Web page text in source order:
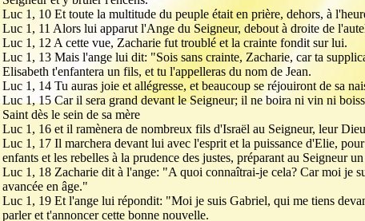
Luc 1, 10 Et toute la multitude du peuple était en prière, dehors, à
Luc 1, 11 Alors lui apparut l'Ange du Seigneur, debout à droite de
Luc 1, 12 A cette vue, Zacharie fut troublé et la crainte fondit sur lui.
Luc 1, 13 Mais l'ange lui dit: "Sois sans crainte, Zacharie, car ta
Elisabeth t'enfantera un fils, et tu l'appelleras du nom de Jean.
Luc 1, 14 Tu auras joie et allégresse, et beaucoup se réjouiront de sa
Luc 1, 15 Car il sera grand devant le Seigneur; il ne boira ni vin ni
Saint dès le sein de sa mère
Luc 1, 16 et il ramènera de nombreux fils d'Israël au Seigneur, leur
Luc 1, 17 Il marchera devant lui avec l'esprit et la puissance d'Elie,
enfants et les rebelles à la prudence des justes, préparant au Seigneur
Luc 1, 18 Zacharie dit à l'ange: "A quoi connaîtrai-je cela? Car moi je
avancée en âge."
Luc 1, 19 Et l'ange lui répondit: "Moi je suis Gabriel, qui me tiens
parler et t'annoncer cette bonne nouvelle.